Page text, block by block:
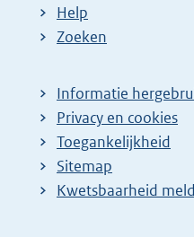
Help
Zoeken
Informatie
Privacy en cookies
Toegankelijkheid
Sitemap
E
Kwetsbaarheid